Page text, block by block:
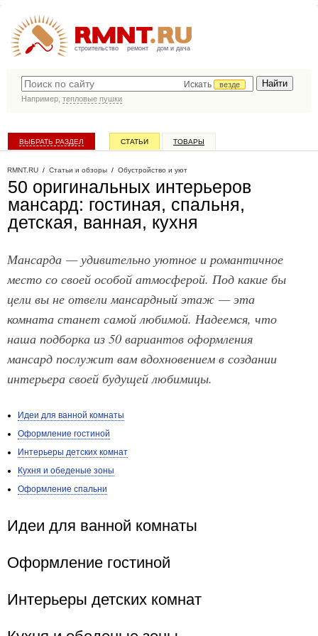
строительство ремонт дом и дача
Искать
везде
Например, тепловые пушки
ВЫБРАТЬ РАЗДЕЛ СТАТЬИ ТОВАРЫ
RMNT.RU / Статьи и обзоры / Обустройство и уют
50 оригинальных интерьеров
мансард: гостиная, спальня,
детская, ванная, кухня
Мансарда — удивительно уютное и романтичное
место со своей особой атмосферой. Под какие бы
цели вы не отвели мансардный этаж — эта
комната станет самой любимой. Надеемся, что
наша подборка из 50 вариантов оформления
мансард послужит вам вдохновением в создании
интерьера своей будущей любимицы.
Идеи для ванной комнаты
Оформление гостиной
Интерьеры детских комнат
Кухня и обеденые зоны
Оформление спальни
Идеи для ванной комнаты
Оформление гостиной
Интерьеры детских комнат